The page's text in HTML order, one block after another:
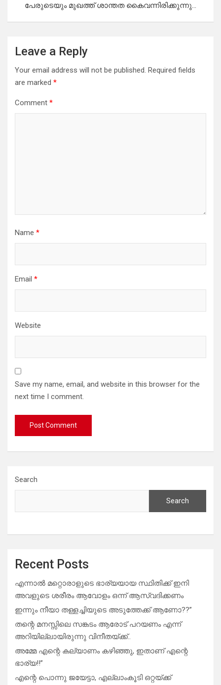
പേരുടെയും മുഖത്ത് ശാന്തത കൈവന്നിരിക്കുന്നു…
Leave a Reply
Your email address will not be published. Required fields
are marked *
Comment *
Name *
Email *
Website
Save my name, email, and website in this browser for the
next time I comment.
Search
Search
Recent Posts
എന്നാൽ മറ്റൊരാളുടെ ഭാര്യയായ സ്ഥിതിക്ക് ഇനി
അവളുടെ ശരീരം ആവോളം ഒന്ന് ആസ്വദിക്കണം
ഇന്നും നീയാ തള്ളച്ചിയുടെ അടുത്തേക്ക് ആണോ??”
തന്റെ മനസ്സിലെ സങ്കടം ആരോട് പറയണം എന്ന്
അറിയില്ലായിരുന്നു വിനീതയ്ക്ക്..
അമ്മേ എന്റെ കല്യാണം കഴിഞ്ഞു, ഇതാണ് എന്റെ
ഭാര്യ!!”
എന്റെ പൊന്നു ജയേട്ടാ, എല്ലാംകൂടി ഒറ്റയ്ക്ക്